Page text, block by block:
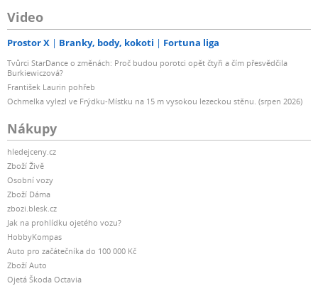
Video
Prostor X Branky, body, kokoti Fortuna liga
Tvůrci StarDance o změnách: Proč budou porotci opět čtyři a čím přesvědčila
Burkiewiczová?
František Laurin pohřeb
Ochmelka vylezl ve Frýdku-Místku na 15 m vysokou lezeckou stěnu. (srpen 2026)
Nákupy
hledejceny.cz
Zboží Živě
Osobní vozy
Zboží Dáma
zbozi.blesk.cz
Jak na prohlídku ojetého vozu?
HobbyKompas
Auto pro začátečníka do 100 000 Kč
Zboží Auto
Ojetá Škoda Octavia